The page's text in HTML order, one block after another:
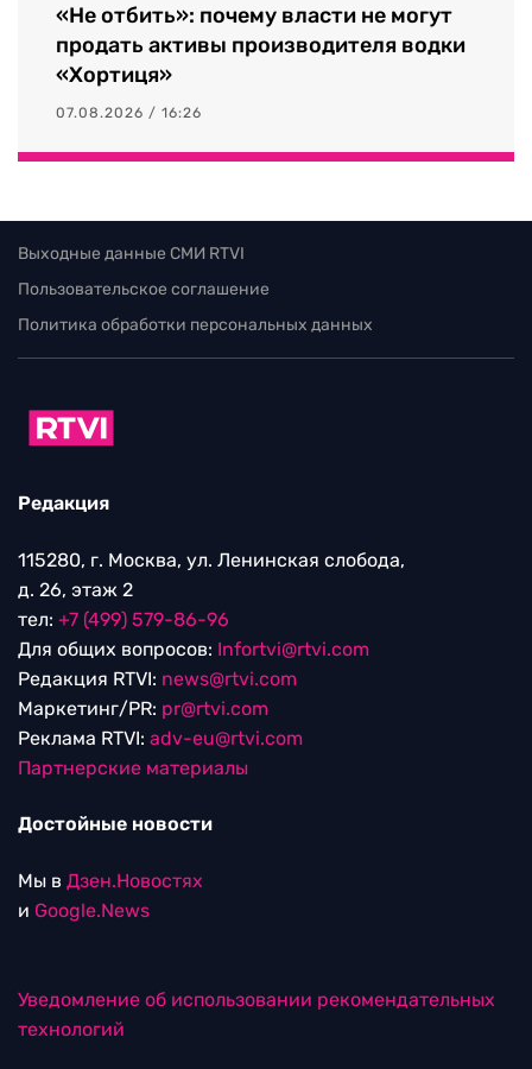
«Не отбить»: почему власти не могут
продать активы производителя водки
«Хортиця»
07.08.2026 / 16:26
Выходные данные СМИ RTVI
Пользовательское соглашение
Политика обработки персональных данных
Редакция
115280, г. Москва, ул. Ленинская слобода,
д. 26, этаж 2
тел: +7 (499) 579-86-96
Для общих вопросов: Infortvi@rtvi.com
Редакция RTVI: news@rtvi.com
Маркетинг/PR: pr@rtvi.com
Реклама RTVI: adv-eu@rtvi.com
Партнерские материалы
Достойные новости
Мы в Дзен.Новостях
и Google.News
Уведомление об использовании рекомендательных
технологий